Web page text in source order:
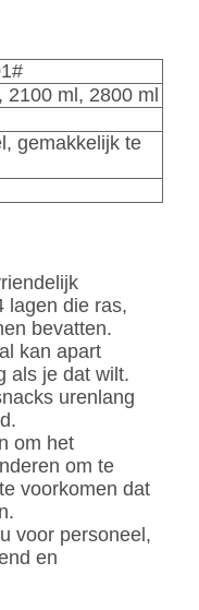
ml, 2800 ml
gemakkelijk te
lagen die ras,
bevatten.
kan apart
als je dat wilt.
urenlang
om het
om te
voorkomen dat
voor personeel,
en